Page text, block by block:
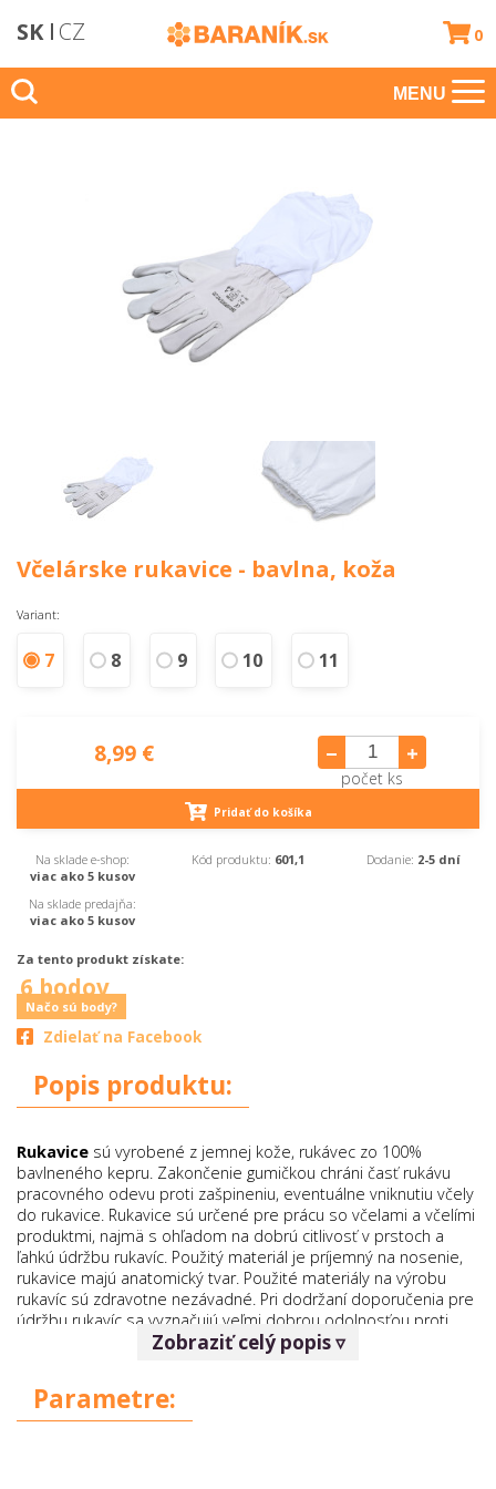
SK CZ 0
MENU
Včelárske rukavice - bavlna, koža
Variant:
7 8 9 10 11
8,99 €
počet ks
Pridať do košíka
Na sklade e-shop:
viac ako 5 kusov
Na sklade predajňa:
viac ako 5 kusov
Kód produktu: 601,1 Dodanie: 2-5 dní
Za tento produkt získate:
6 bodov
Načo sú body?
Zdielať na Facebook
Popis produktu:
Rukavice sú vyrobené z jemnej kože, rukávec zo 100%
bavlneného kepru. Zakončenie gumičkou chráni časť rukávu
pracovného odevu proti zašpineniu, eventuálne vniknutiu včely
do rukavice. Rukavice sú určené pre prácu so včelami a včelími
produktmi, najmä s ohľadom na dobrú citlivosť v prstoch a
ľahkú údržbu rukavíc. Použitý materiál je príjemný na nosenie,
rukavice majú anatomický tvar. Použité materiály na výrobu
rukavíc sú zdravotne nezávadné. Pri dodržaní doporučenia pre
údržbu rukavíc sa vyznačujú veľmi dobrou odolnosťou proti
opotrebeniu a dlhou životnosťou.
ošetrovanie tak, aby boli zachované jeho špecifické vlastnosti
a nedošlo k porušeniu povrchu. Rukavice chráňte pred
Zobraziť celý popis ▿
Parametre: